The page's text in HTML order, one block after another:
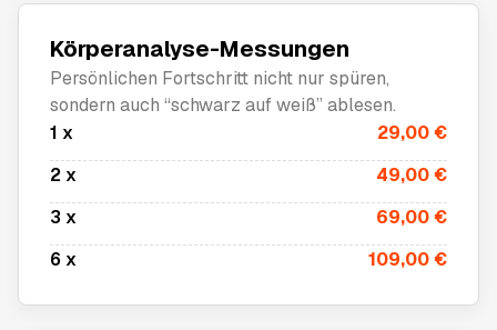
Körperanalyse-Messungen
Persönlichen Fortschritt nicht nur spüren,
sondern auch “schwarz auf weiß” ablesen.
1 x
29,00 €
2 x
49,00 €
3 x
69,00 €
6 x
109,00 €